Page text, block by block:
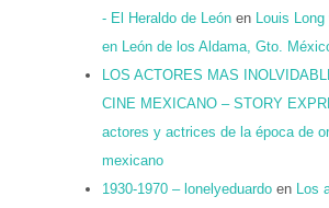
- El Heraldo de León en Louis
en León de los Aldama, Gto.
LOS ACTORES MAS
CINE MEXICANO – STORY
actores y actrices de la época de
mexicano
1930-1970 – lonelyeduardo en Los